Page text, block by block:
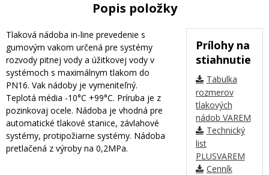
Popis položky
Prílohy na
stiahnutie
Tabulka
rozmerov
tlakových
nádob VAREM
Technický
list
PLUSVAREM
Cenník
Tlaková nádoba in-line prevedenie s
gumovým vakom určená pre systémy
rozvody pitnej vody a úžitkovej vody v
systémoch s maximálnym tlakom do
PN16. Vak nádoby je vymeniteľný.
Teplotá média -10°C +99°C. Príruba je z
pozinkovaj ocele. Nádoba je vhodná pre
automatické tlakové stanice, závlahové
systémy, protipožiarne systémy. Nádoba
pretlačená z výroby na 0,2MPa.